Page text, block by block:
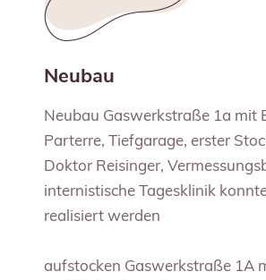
Neubau
Neubau Gaswerkstraße 1a mit
Parterre, Tiefgarage, erster
Doktor Reisinger,
internistische Tagesklinik
realisiert werden
aufstocken Gaswerkstraße 1A